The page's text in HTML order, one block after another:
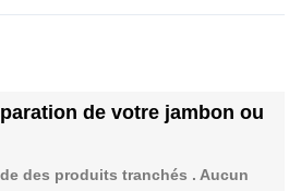
de votre jambon ou
des produits tranchés . Aucun